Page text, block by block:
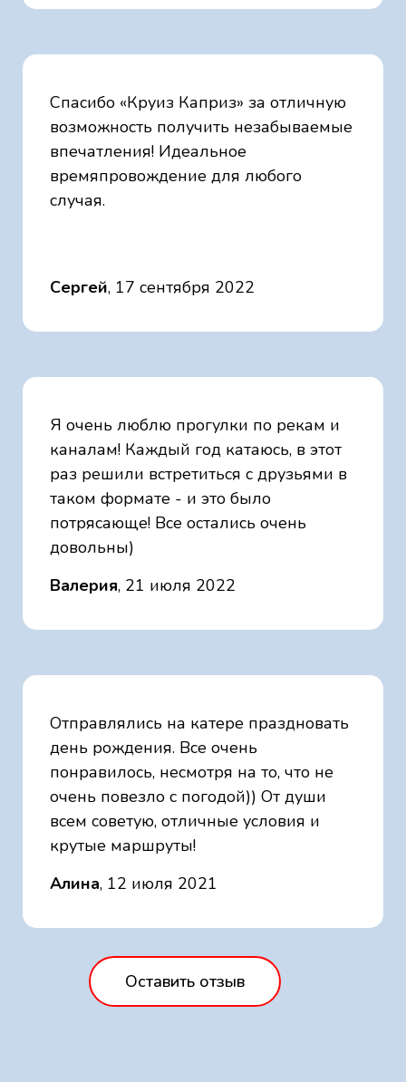
Спасибо «Круиз Каприз» за отличную
возможность получить незабываемые
впечатления! Идеальное
времяпровождение для любого
случая.
Сергей, 17 сентября 2022
Я очень люблю прогулки по рекам и
каналам! Каждый год катаюсь, в этот
раз решили встретиться с друзьями в
таком формате - и это было
потрясающе! Все остались очень
довольны)
Валерия, 21 июля 2022
Отправлялись на катере праздновать
день рождения. Все очень
понравилось, несмотря на то, что не
очень повезло с погодой)) От души
всем советую, отличные условия и
крутые маршруты!
Алина, 12 июля 2021
Оставить отзыв